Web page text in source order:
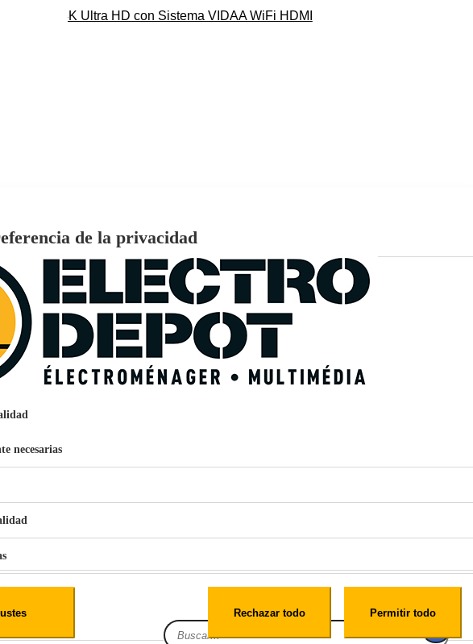
1,1L Limpia Sofás Alfombras Coche SP3
EL 4K Ultra HD con Sistema VIDAA WiFi HDMI
159€ 96
Pago aplazos
EcoTank EPSON ET-2861
de la privacidad
necesarias
Rechazar todo Permitir todo